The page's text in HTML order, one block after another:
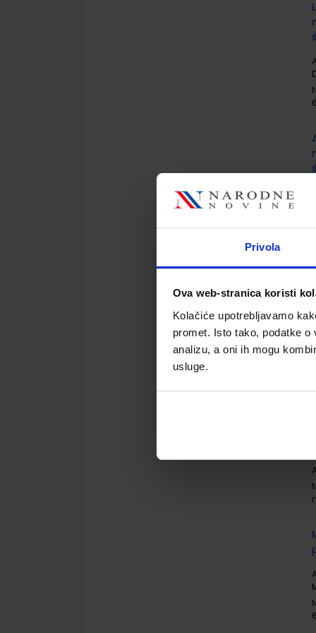
Privola
Ova web-stranica koristi
Kolačiće upotrebljavamo
promet. Isto tako, podatke
analizu, a oni ih mogu
usluge.